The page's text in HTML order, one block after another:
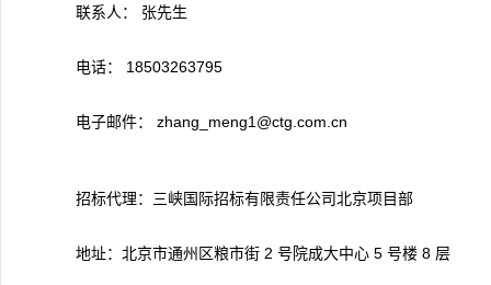
联系人： 张先生
电话： 18503263795
电子邮件： zhang_meng1@ctg.com.cn
招标代理：三峡国际招标有限责任公司北京项目部
地址：北京市通州区粮市街 2 号院成大中心 5 号楼 8 层